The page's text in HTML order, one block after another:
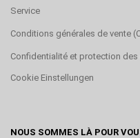
Service
Conditions générales de vente
Confidentialité et protection des
Cookie Einstellungen
NOUS SOMMES LÀ POUR